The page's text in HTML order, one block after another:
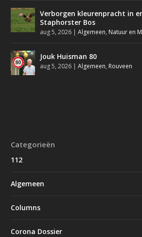
Verborgen kleurenpracht in
Staphorster Bos
aug 5, 2026 |Algemeen, Natuur en
Jouk Huisman 80
aug 5, 2026 |Algemeen, Rouveen
Categorieën
112
Algemeen
Columns
Corona Dossier